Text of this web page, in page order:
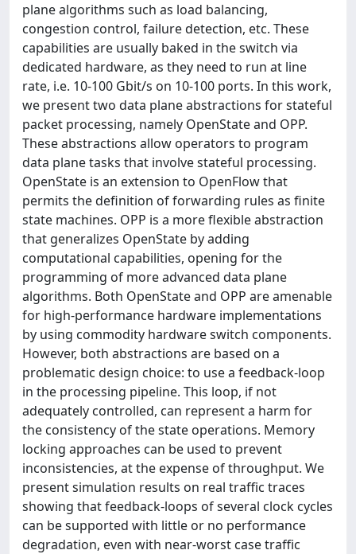
plane algorithms such as load balancing,
congestion control, failure detection, etc. These
capabilities are usually baked in the switch via
dedicated hardware, as they need to run at line
rate, i.e. 10-100 Gbit/s on 10-100 ports. In this work,
we present two data plane abstractions for stateful
packet processing, namely OpenState and OPP.
These abstractions allow operators to program
data plane tasks that involve stateful processing.
OpenState is an extension to OpenFlow that
permits the definition of forwarding rules as finite
state machines. OPP is a more flexible abstraction
that generalizes OpenState by adding
computational capabilities, opening for the
programming of more advanced data plane
algorithms. Both OpenState and OPP are amenable
for high-performance hardware implementations
by using commodity hardware switch components.
However, both abstractions are based on a
problematic design choice: to use a feedback-loop
in the processing pipeline. This loop, if not
adequately controlled, can represent a harm for
the consistency of the state operations. Memory
locking approaches can be used to prevent
inconsistencies, at the expense of throughput. We
present simulation results on real traffic traces
showing that feedback-loops of several clock cycles
can be supported with little or no performance
degradation, even with near-worst case traffic